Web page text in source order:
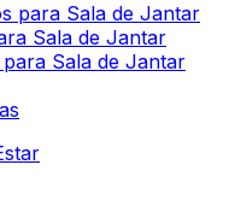
para Sala de Jantar
Sala de Jantar
para Sala de Jantar